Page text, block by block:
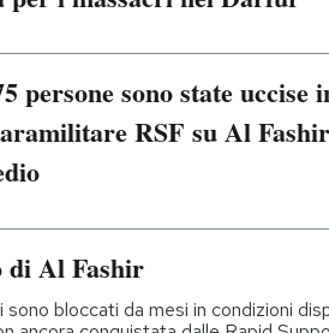
persone sono state uccise
RSF su Al
di Al Fashir
sono bloccati da mesi in condizioni